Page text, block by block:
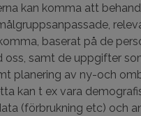
kan komma att
baserat på de
oss, samt de uppgifter
planering av ny-och
kan t ex vara
(förbrukning etc) och